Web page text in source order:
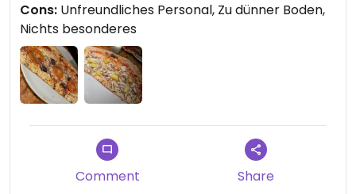
Cons: Unfreundliches Personal, Zu dünner Boden,
Nichts besonderes
Comment Share